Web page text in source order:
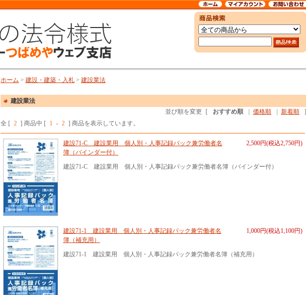
ホーム > 建設・建築・入札 > 建設業法
建設業法
並び順を変更
[ おすすめ順 価格順 新着順
]
全 [ 2 ] 商品中 [ 1 - 2 ] 商品を表示しています。
2,500円(税込2,750円)
建設71-C 建設業用 個人別・人事記録パック兼労働者名
簿（バインダー付）
建設71-C 建設業用 個人別・人事記録パック兼労働者名簿（バインダー付）
1,000円(税込1,100円)
建設71-1 建設業用 個人別・人事記録パック兼労働者名
簿（補充用）
建設71-1 建設業用 個人別・人事記録パック兼労働者名簿（補充用）